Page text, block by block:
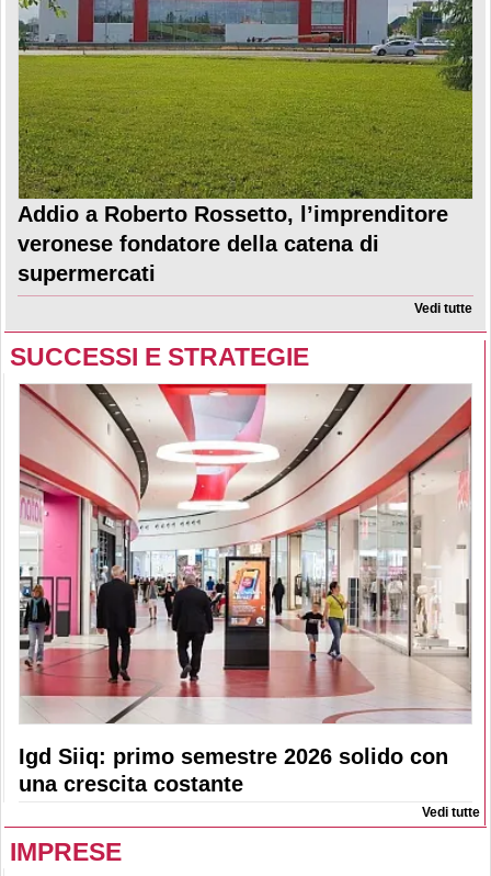
Addio a Roberto Rossetto, l’imprenditore
veronese fondatore della catena di
supermercati
Vedi tutte
SUCCESSI E STRATEGIE
Igd Siiq: primo semestre 2026 solido con
una crescita costante
Vedi tutte
IMPRESE